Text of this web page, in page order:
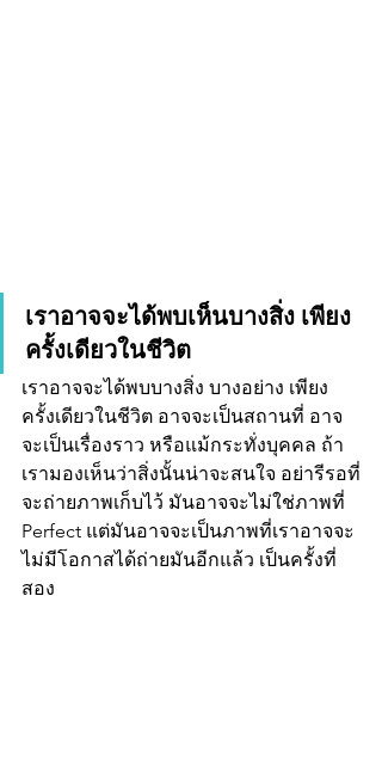
เราอาจจะได้พบเห็นบางสิ่ง เพียง
ครั้งเดียวในชีวิต
เราอาจจะได้พบบางสิ่ง บางอย่าง เพียง
ครั้งเดียวในชีวิต อาจจะเป็นสถานที่ อาจ
จะเป็นเรื่องราว หรือแม้กระทั่งบุคคล ถ้า
เรามองเห็นว่าสิ่งนั้นน่าจะสนใจ อย่ารีรอที่
จะถ่ายภาพเก็บไว้ มันอาจจะไม่ใช่ภาพที่
Perfect แต่มันอาจจะเป็นภาพที่เราอาจจะ
ไม่มีโอกาสได้ถ่ายมันอีกแล้ว เป็นครั้งที่
สอง